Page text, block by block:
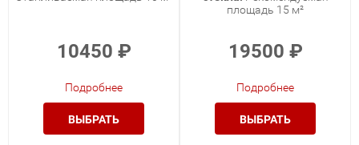
10450 ₽
Подробнее
ВЫБРАТЬ
площадь 15 м²
19500 ₽
Подробнее
ВЫБРАТЬ